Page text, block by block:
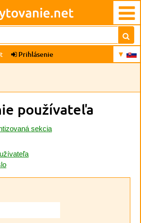
Prihlásenie
používateľa
sekcia